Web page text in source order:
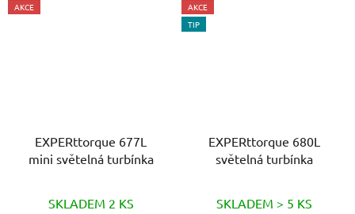
AKCE
EXPERttorque 677L
mini světelná turbínka
SKLADEM 2 KS
AKCE
TIP
EXPERttorque 680L
světelná turbínka
SKLADEM > 5 KS